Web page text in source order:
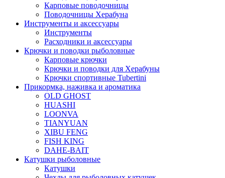
Карповые поводочницы
Поводочницы Херабуна
Инструменты и аксессуары
Инструменты
Расходники и аксессуары
Крючки и поводки рыболовные
Карповые крючки
Крючки и поводки для Херабуны
Крючки спортивные Tubertini
Прикормка, наживка и ароматика
OLD GHOST
HUASHI
LOONVA
TIANYUAN
XIBU FENG
FISH KING
DAHE-BAIT
Катушки рыболовные
Катушки